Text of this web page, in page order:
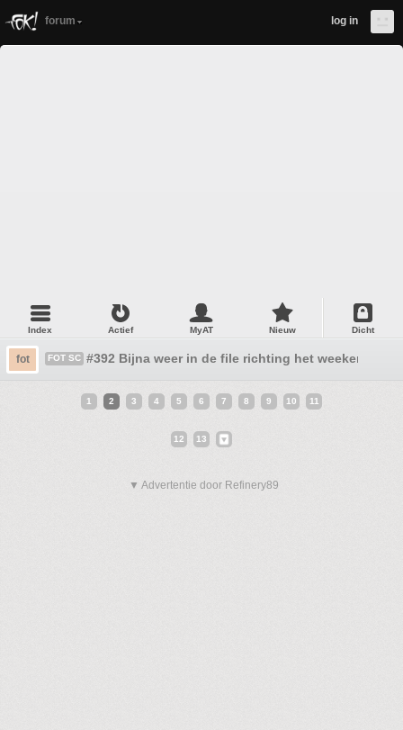
forum log in
Index Actief MyAT Nieuw Dicht
fot FOT SC #392 Bijna weer in de file richting het weekend!
1 2 3 4 5 6 7 8 9 10 11
12 13
▼ Advertentie door Refinery89